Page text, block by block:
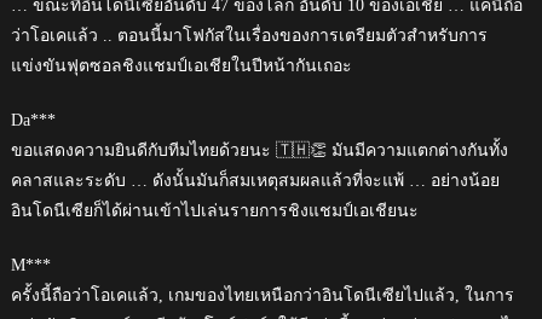
… ขณะที่อินโดนีเซียอันดับ 47 ของโลก อันดับ 10 ของเอเชีย … แค่นี้ถือ
ว่าโอเคแล้ว .. ตอนนี้มาโฟกัสในเรื่องของการเตรียมตัวสำหรับการ
แข่งขันฟุตซอลชิงแชมป์เอเชียในปีหน้ากันเถอะ
Da***
ขอแสดงความยินดีกับทีมไทยด้วยนะ 🇹🇭👏 มันมีความแตกต่างกันทั้ง
คลาสและระดับ … ดังนั้นมันก็สมเหตุสมผลแล้วที่จะแพ้ … อย่างน้อย
อินโดนีเซียก็ได้ผ่านเข้าไปเล่นรายการชิงแชมป์เอเชียนะ
M***
ครั้งนี้ถือว่าโอเคแล้ว, เกมของไทยเหนือกว่าอินโดนีเซียไปแล้ว, ในการ